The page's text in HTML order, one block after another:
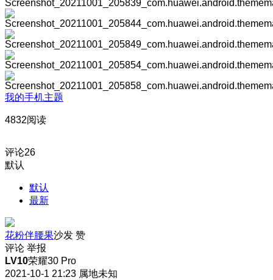
我的手机主题
4832阅读
评论26
默认
默认
最新
花粉伴腰果沙发 赞
评论 举报
LV10荣耀30 Pro
2021-10-1 21:23 属地未知